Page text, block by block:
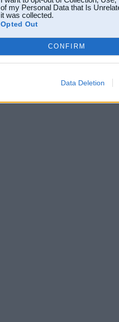
of my Personal Data that Is
it was collected.
Opted Out
CONFIRM
Data Deletion